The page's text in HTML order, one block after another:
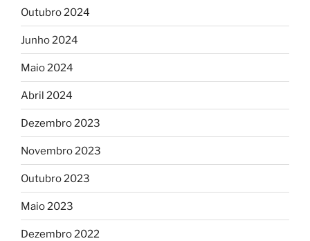
Outubro 2024
Junho 2024
Maio 2024
Abril 2024
Dezembro 2023
Novembro 2023
Outubro 2023
Maio 2023
Dezembro 2022